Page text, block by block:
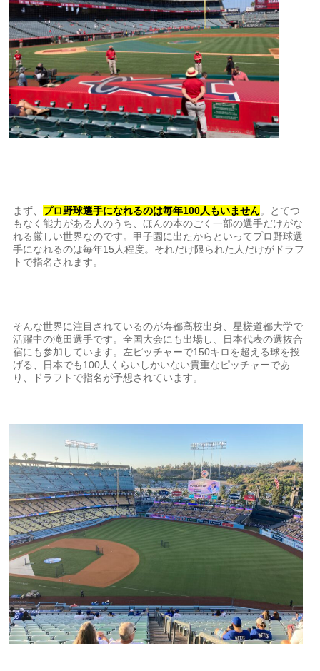
まず、 プロ野球選手になれるのは毎年100人もいません。とてつ
もなく能力がある人のうち、ほんの本のごく一部の選手だけがな
れる厳しい世界なのです。甲子園に出たからといってプロ野球選
手になれるのは毎年15人程度。それだけ限られた人だけがドラフ
トで指名されます。
そんな世界に注目されているのが寿都高校出身、星槎道都大学で
活躍中の滝田選手です。全国大会にも出場し、日本代表の選抜合
宿にも参加しています。左ピッチャーで150キロを超える球を投
げる、日本でも100人くらいしかいない貴重なピッチャーであ
り、ドラフトで指名が予想されています。